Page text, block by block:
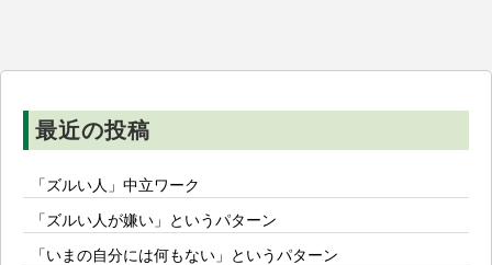
ン
最近の投稿
「ズルい人」中立ワーク
「ズルい人が嫌い」というパターン
「いまの自分には何もない」というパターン